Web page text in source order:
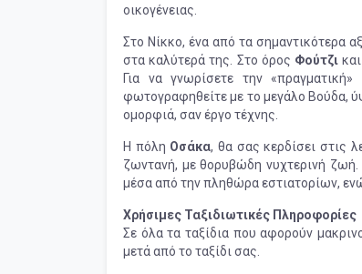
οικογένειας.
Στο Νίκκο, ένα από τα σημαντικότερα
στα καλύτερά της. Στο όρος Φούτζικαι
Για να γνωρίσετε την
φωτογραφηθείτε με το μεγάλο Βούδα,
ομορφιά, σαν έργο τέχνης.
Η πόλη Οσάκα, θα σας κερδίσει στις
ζωντανή, με θορυβώδη νυχτερινή ζωή.
μέσα από την πληθώρα εστιατορίων,
Χρήσιμες Ταξιδιωτικές Πληροφορίες
Σε όλα τα ταξίδια που αφορούν
μετά από το ταξίδι σας.